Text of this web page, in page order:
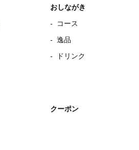
おしながき
コース
逸品
ドリンク
クーポン